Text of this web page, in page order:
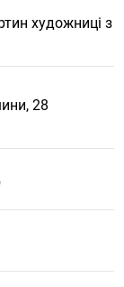
художниці з
28